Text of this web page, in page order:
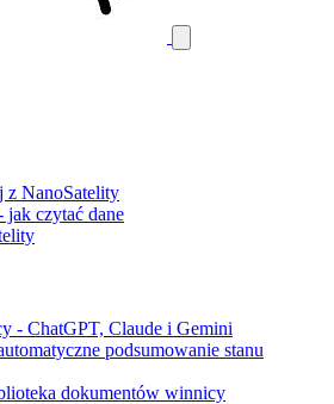
z NanoSatelity
czytać dane
- ChatGPT, Claude i Gemini
podsumowanie stanu
dokumentów winnicy